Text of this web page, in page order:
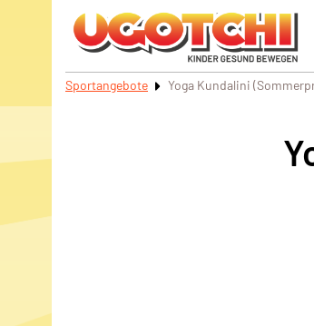
Sportangebote Yoga Kundalini